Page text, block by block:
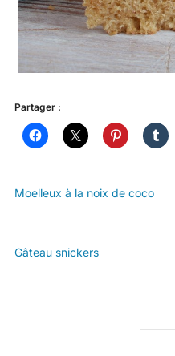
Partager :
Moelleux à la noix de coco
Gâteau snickers